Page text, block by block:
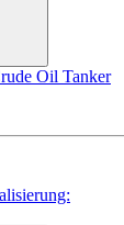
Oil Tanker